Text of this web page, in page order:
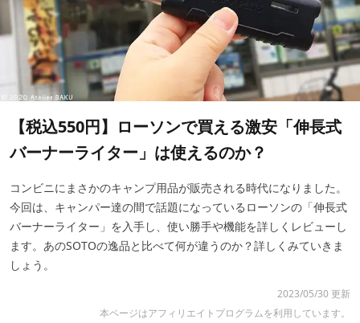
【税込550円】ローソンで買える激安「伸長式
バーナーライター」は使えるのか？
コンビニにまさかのキャンプ用品が販売される時代になりました。
今回は、キャンパー達の間で話題になっているローソンの「伸長式
バーナーライター」を入手し、使い勝手や機能を詳しくレビューし
ます。あのSOTOの逸品と比べて何が違うのか？詳しくみていきま
しょう。
2023/05/30 更新
本ページはアフィリエイトプログラムを利用しています。